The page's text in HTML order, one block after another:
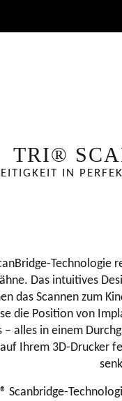
TRI®
IN
Das intuitives
das Scannen zum
die Position von
– alles in einem
Ihrem 3D-Drucker
Scanbridge-